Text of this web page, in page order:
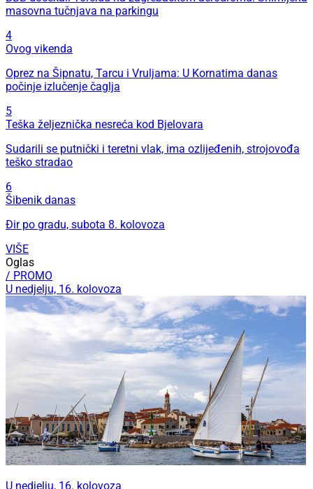
masovna tučnjava na parkingu
4
Ovog vikenda
Oprez na Šipnatu, Tarcu i Vruljama: U Kornatima danas
počinje izlučenje čaglja
5
Teška željeznička nesreća kod Bjelovara
Sudarili se putnički i teretni vlak, ima ozlijeđenih, strojovođa
teško stradao
6
Šibenik danas
Đir po gradu, subota 8. kolovoza
VIŠE
Oglas
/ PROMO
U nedjelju, 16. kolovoza
U nedjelju, 16. kolovoza